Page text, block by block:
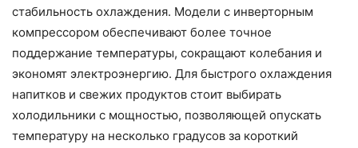
стабильность охлаждения. Модели с инверторным
компрессором обеспечивают более точное
поддержание температуры, сокращают колебания и
экономят электроэнергию. Для быстрого охлаждения
напитков и свежих продуктов стоит выбирать
холодильники с мощностью, позволяющей опускать
температуру на несколько градусов за короткий